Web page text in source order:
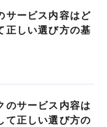
サービス内容はど
正しい選び方の基
のサービス内容は
て正しい選び方の